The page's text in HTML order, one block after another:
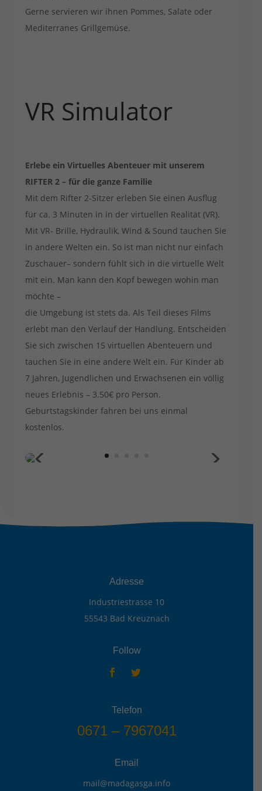
Gerne servieren wir ihnen Pommes, Salate oder
Mediterranes Grillgemüse.
VR Simulator
Erlebe ein Virtuelles Abenteuer mit unserem
RIFTER 2 – für die ganze Familie
Mit dem Rifter 2-Sitzer erleben Sie einen Ausflug
für ca. 3 Minuten in in der virtuellen Realität (VR).
Mit VR- Brille, Hydraulik, Wind & Sound tauchen Sie
in andere Welten ein. So ist man nicht nur einfach
Zuschauer– sondern fühlt sich in die virtuelle Welt
mit ein. Man kann den Kopf bewegen wohin man
möchte –
die Umgebung ist stets da. Als Teil dieses Films
erlebt man den Verlauf der Handlung. Entscheiden
Sie sich zwischen 15 virtuellen Abenteuern und
tauchen Sie in eine andere Welt ein. Für Kinder ab
7 Jahren, Jugendlichen und Erwachsenen ein völlig
neues Erlebnis – 3.50€ pro Person.
Geburtstagskinder fahren bei uns einmal
kostenlos.
Adresse
Industriestrasse 10
55543 Bad Kreuznach
Follow
Telefon
0671 – 7967041
Email
mail@madagasga.info